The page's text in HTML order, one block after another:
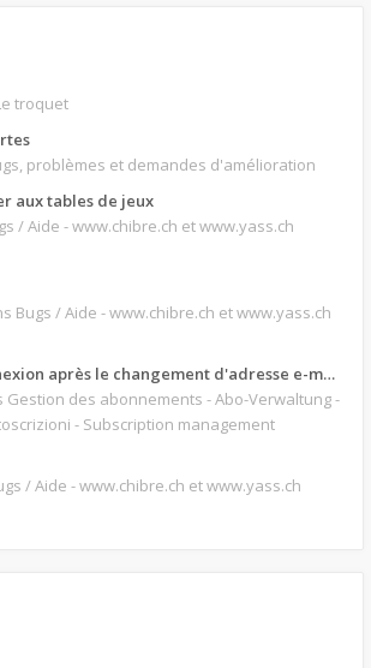
troquet
problèmes et demandes d'amélioration
d'entrer aux tables de jeux
/ Aide - www.chibre.ch et www.yass.ch
Bugs / Aide - www.chibre.ch et www.yass.ch
après le changement d'adresse e-mail.
Gestion des abonnements - Abo-Verwaltung -
- Subscription management
/ Aide - www.chibre.ch et www.yass.ch